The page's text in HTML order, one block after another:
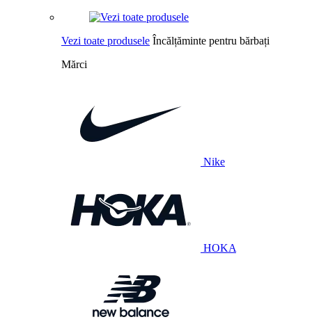
Vezi toate produsele Încălțăminte pentru bărbați
Mărci
Nike
HOKA